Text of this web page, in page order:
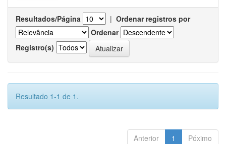
Resultados/Página | Ordenar registros por
Ordenar
Registro(s)
Resultado 1-1 de 1.
Anterior 1 Póximo